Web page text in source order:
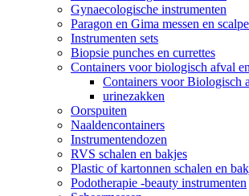
Gynaecologische instrumenten
Paragon en Gima messen en
Instrumenten sets
Biopsie punches en currettes
Containers voor biologisch afval
Containers voor Biologisch
urinezakken
Oorspuiten
Naaldencontainers
Instrumentendozen
RVS schalen en bakjes
Plastic of kartonnen schalen en
Podotherapie -beauty instrumenten